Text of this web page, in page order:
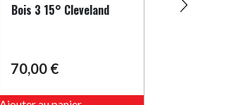
Bois 3 15° Cleveland
70,00 €
Bois 3